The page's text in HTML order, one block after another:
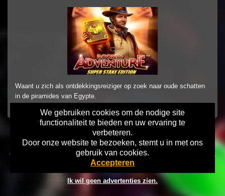
We gebruiken cookies om de nodige site
functionaliteit te bieden en uw ervaring te
verbeteren.
Door onze website te bezoeken, stemt u in met ons
gebruik van cookies.
Accepteren
Waant u zich als ontdekkingsreiziger op zoek naar oude schatten
in de piramides van Egypte.
Home Disclaimer
Gok Info
Copyright 2026 Games-Overzicht.nl Wat kost gokken jou? Stop op tijd,
18+
Ik wil geen advertenties zien.